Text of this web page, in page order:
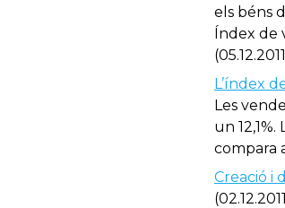
els béns
Índex de
L’índex
Les
un
compara
Creació i